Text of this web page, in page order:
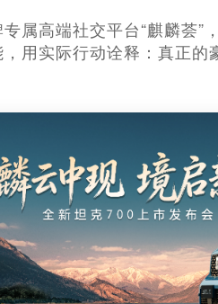
属高端社交平台“麒麟荟”
用实际行动诠释：真正